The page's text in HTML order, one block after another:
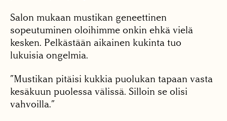
Salon mukaan mustikan geneettinen
sopeutuminen oloihimme onkin ehkä vielä
kesken. Pelkästään aikainen kukinta tuo
lukuisia ongelmia.
”Mustikan pitäisi kukkia puolukan tapaan vasta
kesäkuun puolessa välissä. Silloin se olisi
vahvoilla.”